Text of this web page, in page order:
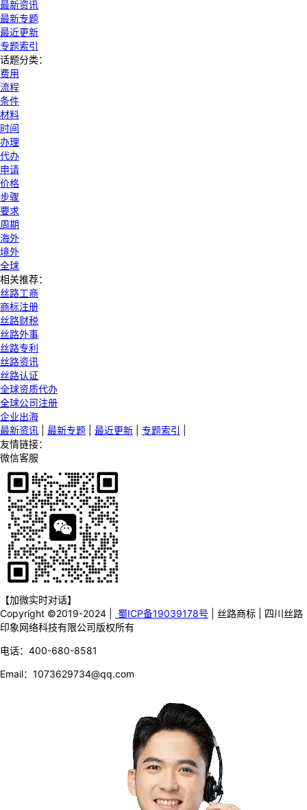
最新资讯
最新专题
最近更新
专题索引
话题分类：
费用
流程
条件
材料
时间
办理
代办
申请
价格
步骤
要求
周期
海外
境外
全球
相关推荐：
丝路工商
商标注册
丝路财税
丝路外事
丝路专利
丝路资讯
丝路认证
全球资质代办
全球公司注册
企业出海
最新资讯
最新专题 最近更新 专题索引
友情链接：
微信客服
【加微实时对话】
Copyright ©2019-2024 |
蜀ICP备19039178号 | 丝路商标 | 四川丝路
印象网络科技有限公司版权所有
电话：400-680-8581
Email：1073629734@qq.com